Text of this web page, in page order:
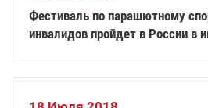
Фестиваль по парашютному
инвалидов пройдет в России в